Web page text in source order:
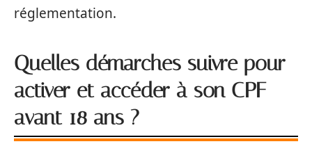
réglementation.
Quelles démarches suivre pour
activer et accéder à son CPF
avant 18 ans ?